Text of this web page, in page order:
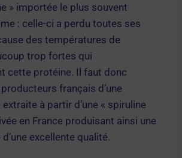
» importée le plus souvent
: celle-ci a perdu toutes ses
des températures de
trop fortes qui
cette protéine. Il faut donc
français d’une
à partir d’une « spiruline
en France produisant ainsi une
excellente qualité.